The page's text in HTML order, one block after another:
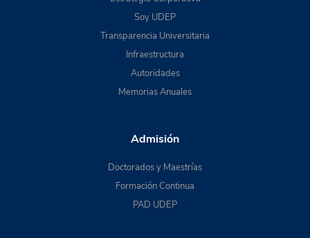
Soy UDEP
Transparencia Universitaria
Infraestructura
Autoridades
Memorias Anuales
Admisión
Doctorados y Maestrías
Formación Continua
PAD UDEP